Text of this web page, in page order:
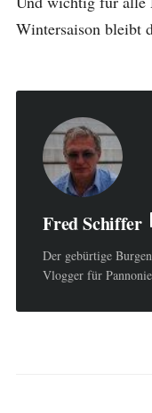
Wintersaison bleibt
Fred Schiffer
Der gebürtige
Vlogger für